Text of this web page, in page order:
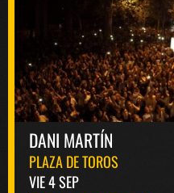
DANI MARTÍN
PLAZA DE TOROS
VIE 4 SEP